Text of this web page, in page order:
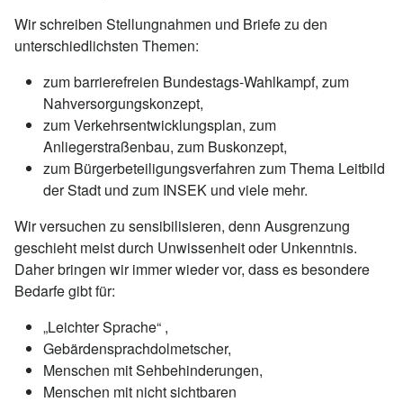
Wir schreiben Stellungnahmen und Briefe zu den
unterschiedlichsten Themen:
zum barrierefreien Bundestags-Wahlkampf, zum
Nahversorgungskonzept,
zum Verkehrsentwicklungsplan, zum
Anliegerstraßenbau, zum Buskonzept,
zum Bürgerbeteiligungsverfahren zum Thema Leitbild
der Stadt und zum INSEK und viele mehr.
Wir versuchen zu sensibilisieren, denn Ausgrenzung
geschieht meist durch Unwissenheit oder Unkenntnis.
Daher bringen wir immer wieder vor, dass es besondere
Bedarfe gibt für:
„Leichter Sprache“ ,
Gebärdensprachdolmetscher,
Menschen mit Sehbehinderungen,
Menschen mit nicht sichtbaren